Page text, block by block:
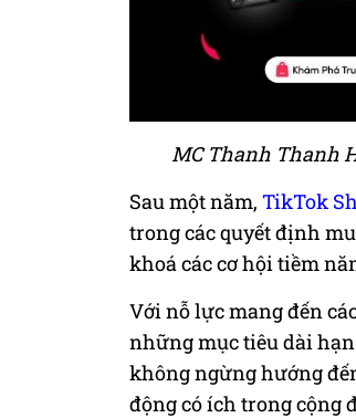
MC Thanh Thanh
Sau một năm, TikTok
trong các quyết định
khoá các cơ hội tiềm
Với nỗ lực mang đến
những mục tiêu dài
không ngừng hướng
động có ích trong cộng